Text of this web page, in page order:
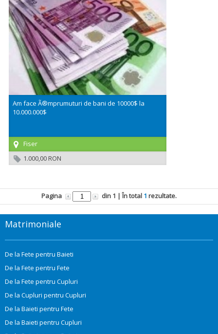
Am face Ã®mprumuturi de bani de 10000$ la
10.000.000$
Fiser
1.000,00 RON
Pagina din 1 | În total 1 rezultate.
Matrimoniale
De la Fete pentru Baieti
De la Fete pentru Fete
De la Fete pentru Cupluri
De la Cupluri pentru Cupluri
De la Baieti pentru Fete
De la Baieti pentru Cupluri